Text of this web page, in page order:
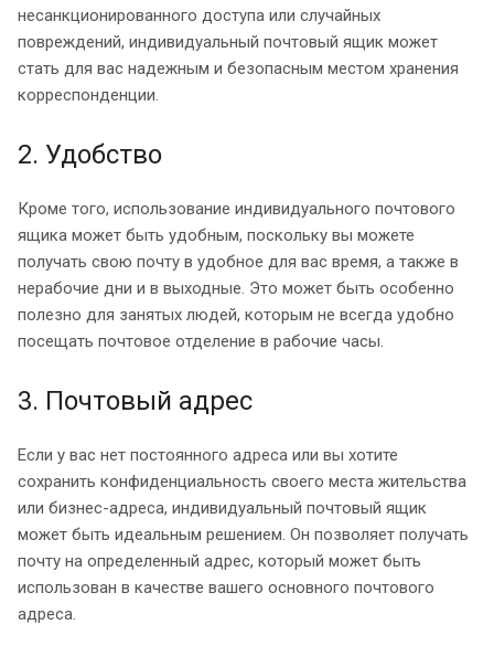
несанкционированного доступа или случайных
повреждений, индивидуальный почтовый ящик может
стать для вас надежным и безопасным местом хранения
корреспонденции.
2. Удобство
Кроме того, использование индивидуального почтового
ящика может быть удобным, поскольку вы можете
получать свою почту в удобное для вас время, а также в
нерабочие дни и в выходные. Это может быть особенно
полезно для занятых людей, которым не всегда удобно
посещать почтовое отделение в рабочие часы.
3. Почтовый адрес
Если у вас нет постоянного адреса или вы хотите
сохранить конфиденциальность своего места жительства
или бизнес-адреса, индивидуальный почтовый ящик
может быть идеальным решением. Он позволяет получать
почту на определенный адрес, который может быть
использован в качестве вашего основного почтового
адреса.